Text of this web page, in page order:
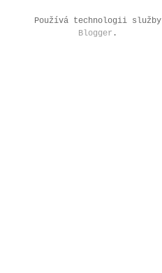
Používá technologii služby
Blogger .